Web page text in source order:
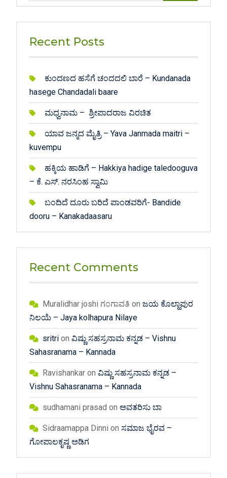
Recent Posts
ಕುಂದಣದ ಹಸೆಗೆ ಚಂದದಲಿ ಬಾರೆ – Kundanada
hasege Chandadali baare
ಮಧ್ವನಾಮ – ಶ್ರೀಪಾದರಾಜ ವಿರಚಿತ
ಯಾವ ಜನ್ಮದ ಮೈತ್ರಿ – Yava Janmada maitri –
kuvempu
ಹಕ್ಕಿಯ ಹಾಡಿಗೆ – Hakkiya hadige taledooguva
– ಕೆ. ಎಸ್. ನರಸಿಂಹ ಸ್ವಾಮಿ
ಬಂದಿದೆ ದೂರು ಬರಿದೆ ಪಾಂಡವರಿಗೆ- Bandide
dooru – Kanakadaasaru
Recent Comments
Muralidhar joshi ಗಂಗಾವತಿ on ಜಯ ಕೊಲ್ಹಾಪುರ
ನಿಲಯೆ – Jaya kolhapura Nilaye
sritrion ವಿಷ್ಣು ಸಹಸ್ರನಾಮ ಕನ್ನಡ – Vishnu
Sahasranama – Kannada
Ravishankaron ವಿಷ್ಣು ಸಹಸ್ರನಾಮ ಕನ್ನಡ –
Vishnu Sahasranama – Kannada
sudhamani prasad on ಅವತರಿಸು ಬಾ
Sidraamappa Dinni on ಸಮಾಜ ಭೈರವ –
ಗೋಪಾಲಕೃಷ್ಣ ಅಡಿಗ